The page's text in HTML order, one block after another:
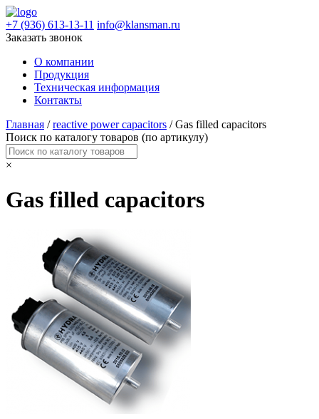
+7 (936) 613-13-11 info@klansman.ru
Заказать звонок
О компании
Продукция
Техническая информация
Контакты
Главная /reactive power capacitors / Gas filled capacitors
Поиск по каталогу товаров (по артикулу)
×
Gas filled capacitors